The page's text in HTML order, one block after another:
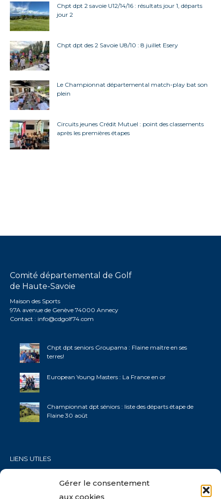
Gérer le consentement
aux cookies
Chpt dpt 2 savoie U12/14/16 : résultats jour 1, départs
jour 2
Chpt dpt des 2 Savoie U8/10 : 8 juillet Esery
Le Championnat départemental match-play bat son
plein
Circuits jeunes Crédit Mutuel : point des classements
après les premières étapes
Comité départemental de Golf
de Haute-Savoie
Maison des Sports
97A avenue de Genève 74000 Annecy
Contact : info@cdgolf74.com
Chpt dpt seniors Groupama : Flaine maître en ses
terres!
European Young Masters : La France en or
Championnat dpt séniors : liste des départs étape de
Flaine 30 août
LIENS UTILES
Ligue AURA Golf